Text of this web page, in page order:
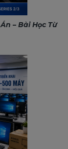
– Bài Học Từ